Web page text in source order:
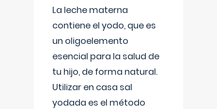
La leche materna
contiene el yodo, que es
un oligoelemento
esencial para la salud de
tu hijo, de forma natural.
Utilizar en casa sal
yodada es el método